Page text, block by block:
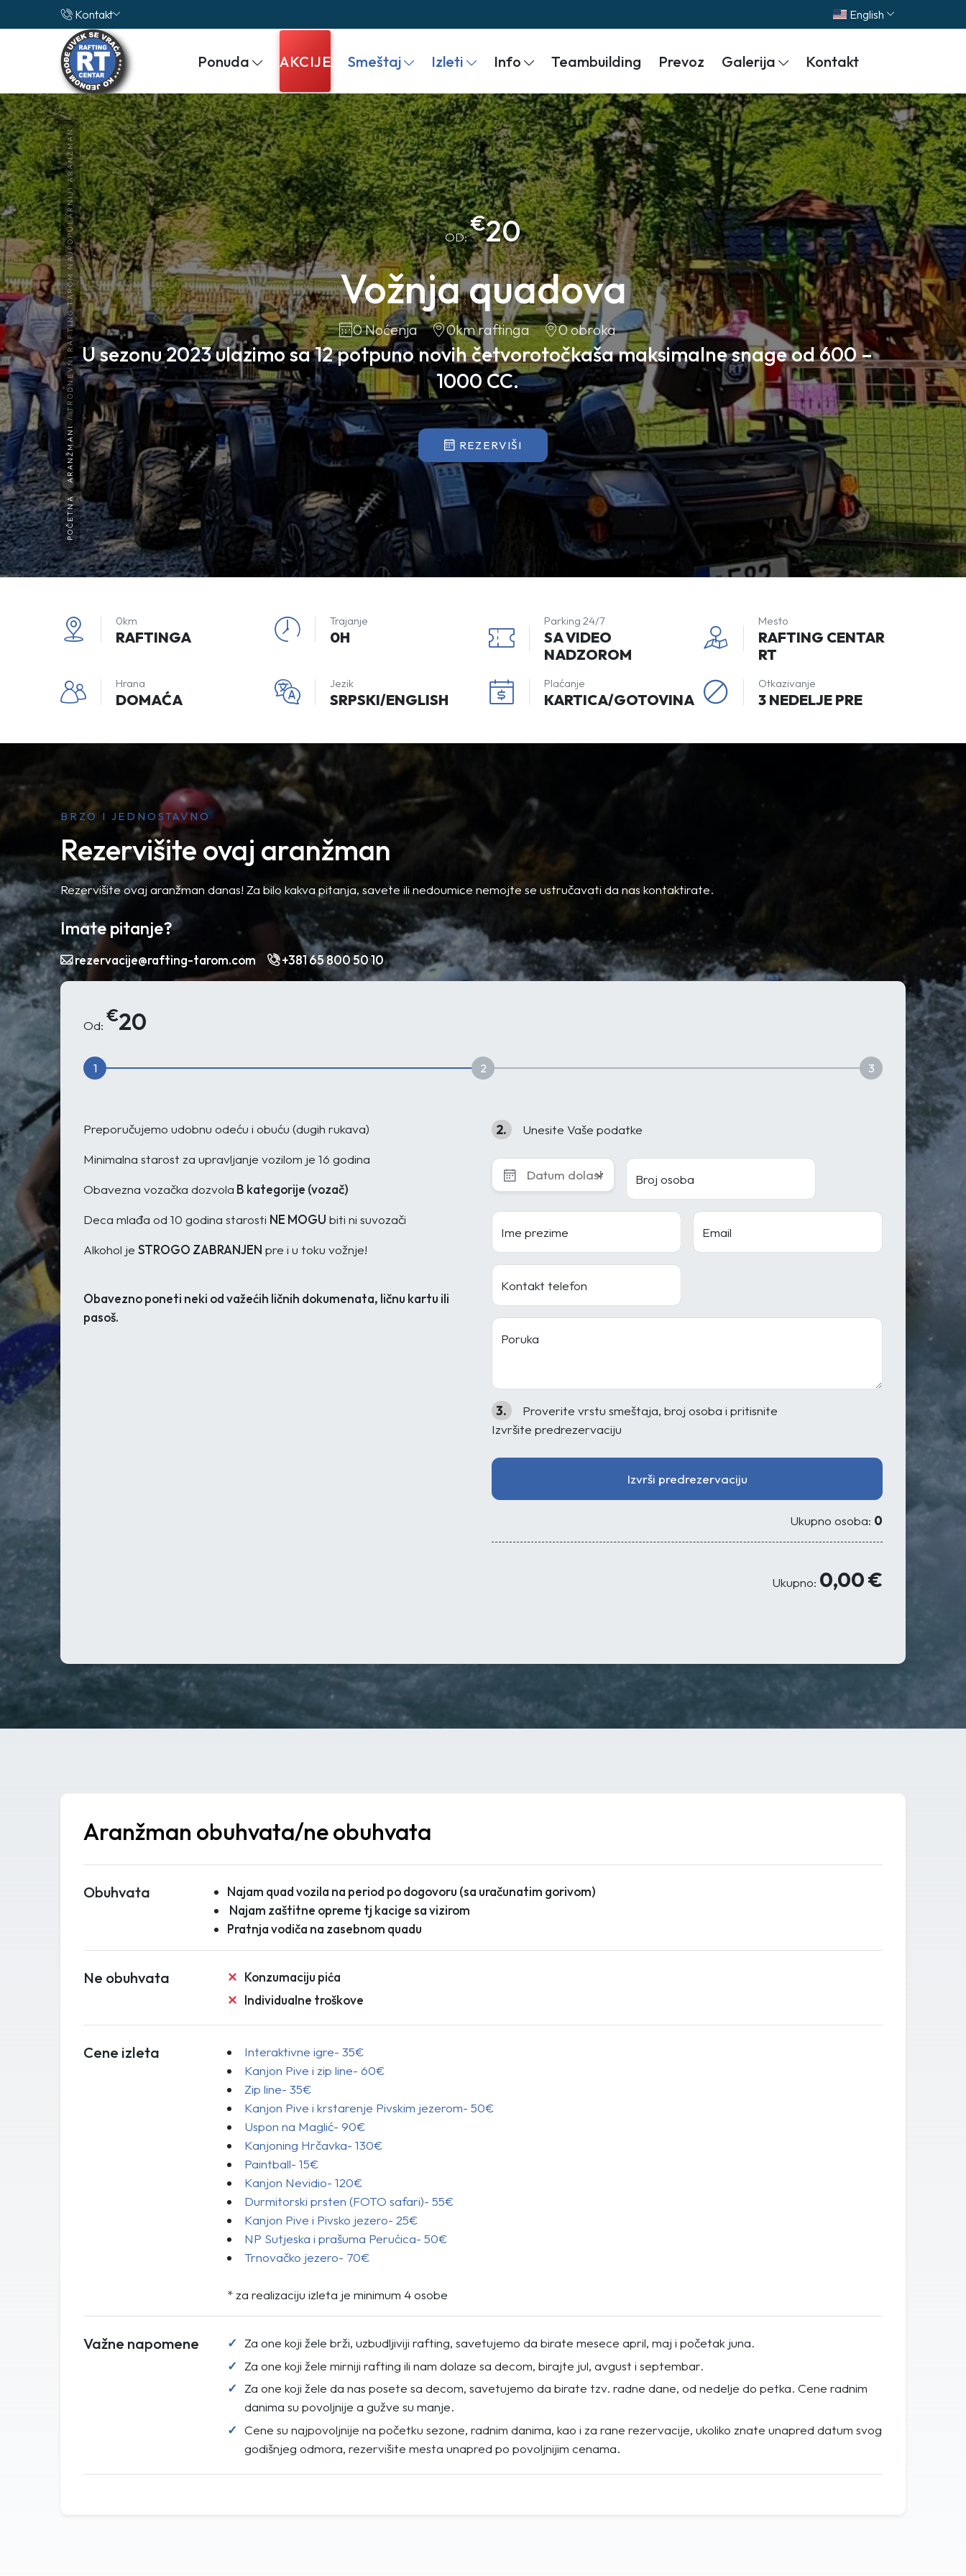
Kontakt English
Ponuda AKCIJE Smeštaj Izleti Info Teambuilding Prevoz Galerija Kontakt
OD:
€20
Vožnja quadova
0 Noćenja 0km raftinga 0 obroka
U sezonu 2023 ulazimo sa 12 potpuno novih četvorotočkaša maksimalne snage od 600 –
1000 CC.
REZERVIŠI
POČETNA
ARANŽMANI
TRODNEVNI RAFTING TAROM NAJPOPULARNIJI ARANŽMAN
0km
RAFTINGA
Trajanje
0H
Parking 24/7
SA VIDEO
NADZOROM
Mesto
RAFTING CENTAR
RT
Hrana
DOMAĆA
Jezik
SRPSKI/ENGLISH
Plaćanje
KARTICA/GOTOVINA
Otkazivanje
3 NEDELJE PRE
BRZO I JEDNOSTAVNO
Rezervišite ovaj aranžman
Rezervišite ovaj aranžman danas! Za bilo kakva pitanja, savete ili nedoumice nemojte se ustručavati da nas kontaktirate.
Imate pitanje?
rezervacije@rafting-tarom.com +381 65 800 50 10
Od: €20
1 2 3
Preporučujemo udobnu odeću i obuću (dugih rukava)
Minimalna starost za upravljanje vozilom je 16 godina
Obavezna vozačka dozvola B kategorije (vozač)
Deca mlađa od 10 godina starosti NE MOGU biti ni suvozači
Alkohol je STROGO ZABRANJEN pre i u toku vožnje!
Obavezno poneti neki od važećih ličnih dokumenata, ličnu kartu ili
pasoš.
2. Unesite Vaše podatke
Broj osoba
Ime prezime Email
Kontakt telefon
Poruka
3.
Proverite vrstu smeštaja, broj osoba i pritisnite
Izvršite predrezervaciju
Izvrši predrezervaciju
Ukupno osoba: 0
Ukupno: 0,00 €
Aranžman obuhvata/ne obuhvata
Obuhvata
Najam quad vozila na period po dogovoru (sa uračunatim gorivom)
Najam zaštitne opreme tj kacige sa vizirom
Pratnja vodiča na zasebnom quadu
Ne obuhvata
Konzumaciju pića
Individualne troškove
Cene izleta
Interaktivne igre- 35€
Kanjon Pive i zip line- 60€
Zip line- 35€
Kanjon Pive i krstarenje Pivskim jezerom- 50€
Uspon na Maglić- 90€
Kanjoning Hrčavka- 130€
Paintball- 15€
Kanjon Nevidio- 120€
Durmitorski prsten (FOTO safari)- 55€
Kanjon Pive i Pivsko jezero- 25€
NP Sutjeska i prašuma Perućica- 50€
Trnovačko jezero- 70€
* za realizaciju izleta je minimum 4 osobe
Važne napomene
Za one koji žele brži, uzbudljiviji rafting, savetujemo da birate mesece april, maj i početak juna.
Za one koji žele mirniji rafting ili nam dolaze sa decom, birajte jul, avgust i septembar.
Za one koji žele da nas posete sa decom, savetujemo da birate tzv. radne dane, od nedelje do petka. Cene radnim
danima su povoljnije a gužve su manje.
Cene su najpovoljnije na početku sezone, radnim danima, kao i za rane rezervacije, ukoliko znate unapred datum svog
godišnjeg odmora, rezervišite mesta unapred po povoljnijim cenama.